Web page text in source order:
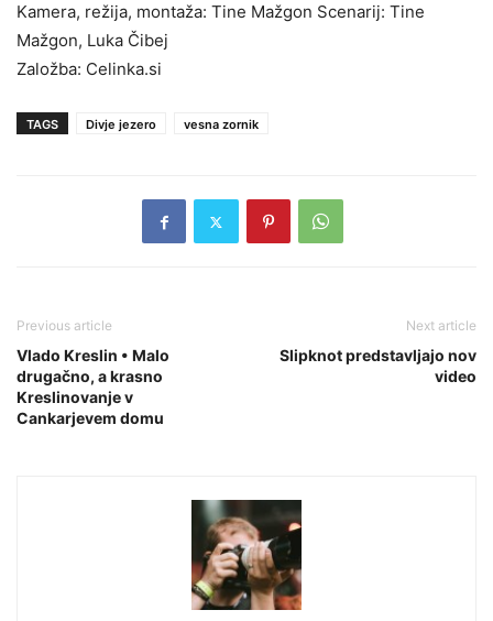
Kamera, režija, montaža: Tine Mažgon Scenarij: Tine
Mažgon, Luka Čibej
Založba: Celinka.si
TAGS Divje jezero vesna zornik
Previous article
Vlado Kreslin • Malo
drugačno, a krasno
Kreslinovanje v
Cankarjevem domu
Next article
Slipknot predstavljajo nov
video